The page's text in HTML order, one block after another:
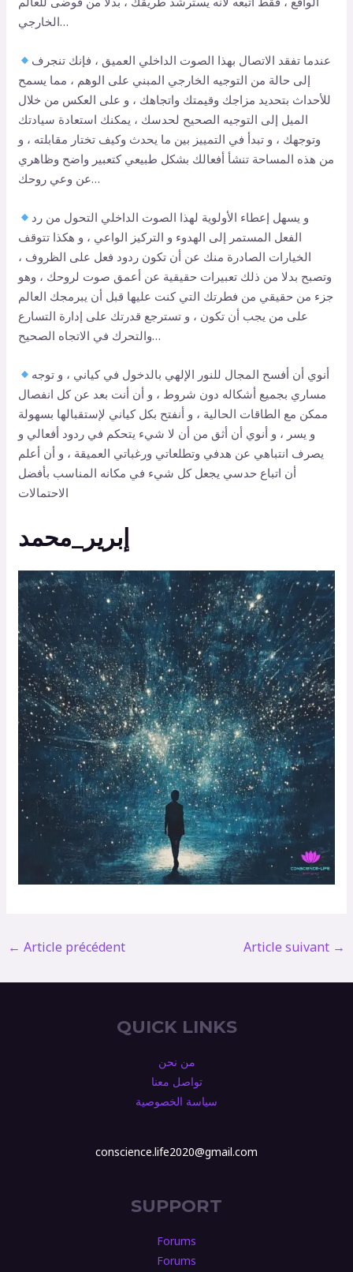
الخارجي…
عندما تفقد الاتصال بهذا الصوت الداخلي العميق ، فإنك تنجرف
إلى حالة من التوجيه الخارجي المبني على الوهم ، مما يسمح
للأحداث بتحديد مزاجك وقيمتك واتجاهك ، و على العكس من خلال
الميل إلى التوجيه الصحيح لحدسك ، يمكنك استعادة سيادتك
وتوجهك ، و تبدأ في التمييز بين ما يحدث وكيف تختار مقابلته ، و
من هذه المساحة تنشأ أفعالك بشكل طبيعي كتعبير واضح وظاهري
عن وعي روحك…
و يسهل إعطاء الأولوية لهذا الصوت الداخلي التحول من رد
الفعل المستمر إلى الهدوء و التركيز الواعي ، و هكذا تتوقف
الخيارات الصادرة منك عن أن تكون ردود فعل على الظروف ،
وتصبح بدلا من ذلك تعبيرات حقيقية عن أعمق صوت لروحك ، وهو
جزء من حقيقي من فطرتك التي كنت عليها قبل أن يبرمجك العالم
على من يجب أن تكون ، و تسترجع قدرتك على إدارة التسارع
والتحرك في الاتجاه الصحيح…
أنوي أن أفسح المجال للنور الإلهي بالدخول في كياني ، و توجه
مساري بجميع أشكاله دون شروط ، و أن أنت بعد عن كل انفصال
ممكن مع الطاقات الحالية ، و أنفتح بكل كياني لإستقبالها بسهولة
و يسر ، و أنوي أن أثق من أن لا شيء يتحكم في ردود أفعالي و
يصرف انتباهي عن هدفي وتطلعاتي ورغباتي العميقة ، و أن أعلم
أن اتباع حدسي يجعل كل شيء في مكانه المناسب بأفضل
الاحتمالات
إبرير_محمد
← Article précédent Article suivant →
QUICK LINKS
من نحن
تواصل معنا
سياسة الخصوصية
conscience.life2020@gmail.com
SUPPORT
Forums
Forums